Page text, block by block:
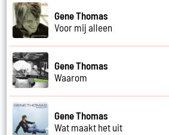
Gene Thomas
Voor mij alleen
Gene Thomas
Waarom
Gene Thomas
Wat maakt het uit